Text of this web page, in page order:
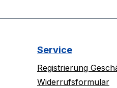
Service
Registrierung
Widerrufsformular